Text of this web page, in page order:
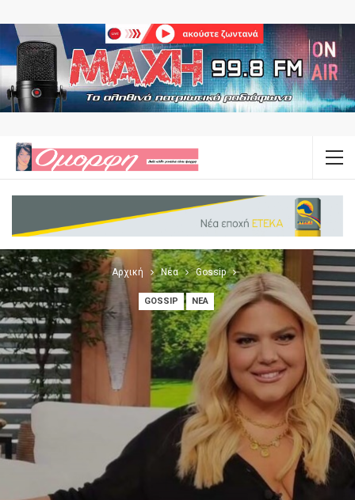
Αρχική Νέα Gossip
GOSSIP ΝΈΑ